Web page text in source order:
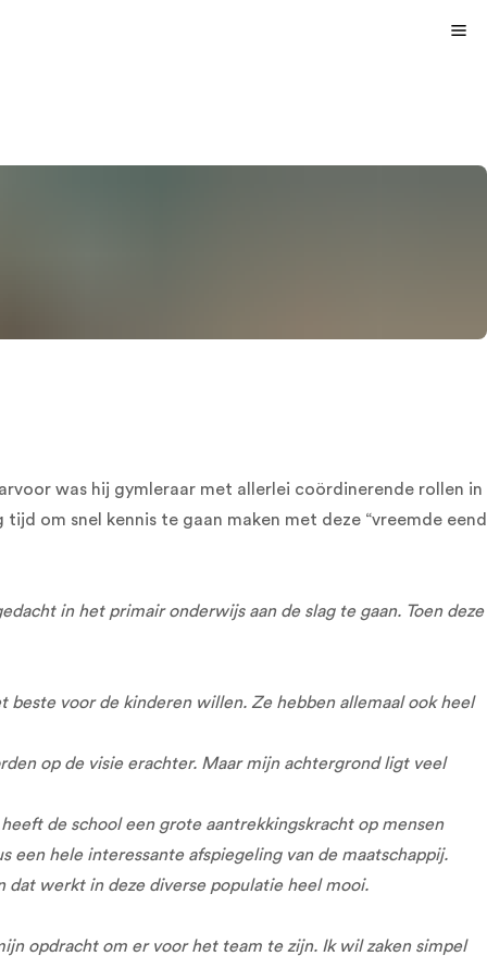
was hij gymleraar met allerlei coördinerende rollen in
om snel kennis te gaan maken met deze “vreemde eend
in het primair onderwijs aan de slag te gaan. Toen deze
voor de kinderen willen. Ze hebben allemaal ook heel
op de visie erachter. Maar mijn achtergrond ligt veel
de school een grote aantrekkingskracht op mensen
een hele interessante afspiegeling van de maatschappij.
werkt in deze diverse populatie heel mooi.
opdracht om er voor het team te zijn. Ik wil zaken simpel